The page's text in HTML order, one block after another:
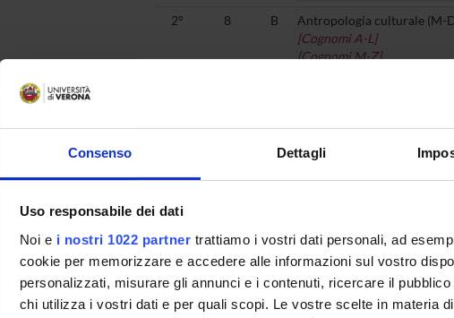
Consenso Dettagli
Uso responsabile dei dati
Noi e i nostri 1022 partner trattiamo i vostri dati personali, ad
cookie per memorizzare e accedere alle informazioni sul vostro
personalizzati, misurare gli annunci e i contenuti, ricercare il
chi utilizza i vostri dati e per quali scopi. Le vostre scelte in materia
2° 8 B
Antropologia culturale (M-
[Cognomi A-L]
[Cognomi M-Z]
2008/2009
2° 8 B
Comunicazione
2007/2008
2008/2009